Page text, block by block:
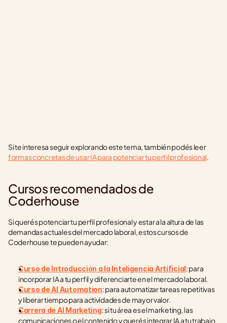
Si te interesa seguir explorando este tema, también podés leer
formas concretas de usar IA para potenciar tu perfil profesional.
Cursos recomendados de
Coderhouse
Si querés potenciar tu perfil profesional y estar a la altura de las
demandas actuales del mercado laboral, estos cursos de
Coderhouse te pueden ayudar:
Curso de Introducción a la Inteligencia Artificial: para
incorporar IA a tu perfil y diferenciarte en el mercado laboral.
Curso de AI Automation: para automatizar tareas repetitivas
y liberar tiempo para actividades de mayor valor.
Carrera de AI Marketing: si tu área es el marketing, las
comunicaciones o el contenido y querés integrar IA a tu trabajo